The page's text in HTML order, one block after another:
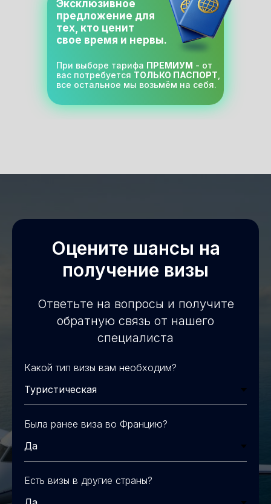
Эксклюзивное
предложение для
тех, кто ценит
свое время и нервы.
При выборе тарифа ПРЕМИУМ - от
вас потребуется ТОЛЬКО ПАСПОРТ
все остальное мы возьмём на себя.
Оцените шансы на
получение визы
Ответьте на вопросы и получите
обратную связь от нашего
специалиста
Какой тип визы вам необходим?
Была ранее виза во Францию?
Есть визы в другие страны?